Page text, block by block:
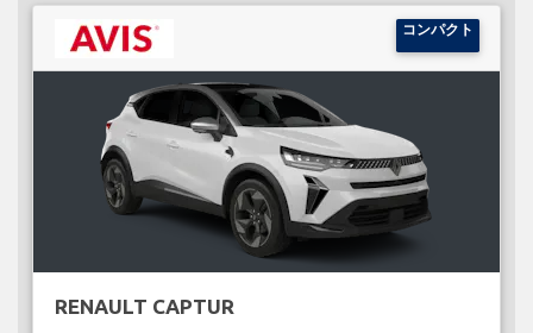
コンパクト
RENAULT CAPTUR